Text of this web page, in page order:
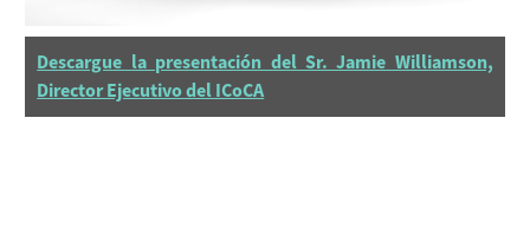
Descargue la presentación del Sr. Jamie Williamson,
Director Ejecutivo del ICoCA